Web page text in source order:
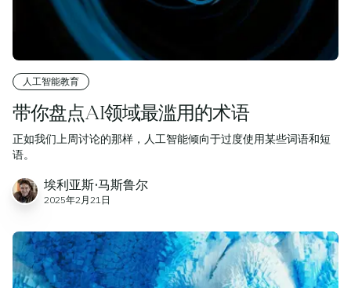
人工智能教育
带你盘点AI领域最滥用的术语
正如我们上周讨论的那样，人工智能倾向于过度使用某些词语和短
语。
埃利亚斯·马斯鲁尔
2025年2月21日